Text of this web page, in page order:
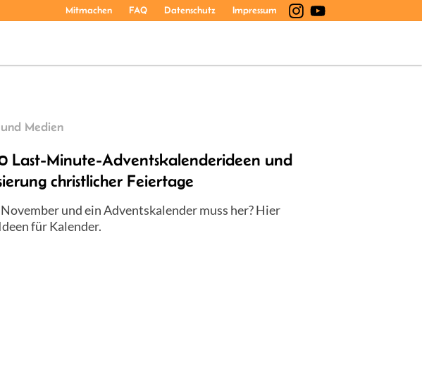
Mitmachen FAQ Datenschutz Impressum
Medien
Last-Minute-Adventskalenderideen und
christlicher Feiertage
und ein Adventskalender muss her? Hier
für Kalender.